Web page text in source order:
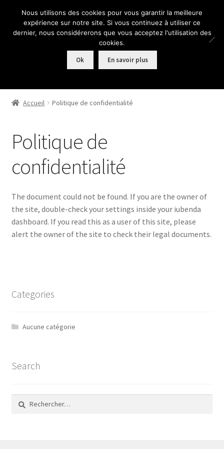
Aller
à
Aller
au
Menu
Accueil
Conditions de vente
Mentions légales
Mon Compte
Mon compte
Panier
Politique de confidentialité
Validation de la commande
Accueil Politique de confidentialité
Politique de
confidentialité
The document could not be found. If you are the owner of
the site, double-check your settings inside your iubenda
dashboard. If you read this as a user of this site, please
alert the owner of the site to check their legal documents.
Categories
Aucune catégorie
Search
Rechercher :
Nous utilisons des cookies pour vous garantir la meilleure
expérience sur notre site. Si vous continuez à utiliser ce
dernier, nous considérerons que vous acceptez l'utilisation des
cookies.
Ok En savoir plus